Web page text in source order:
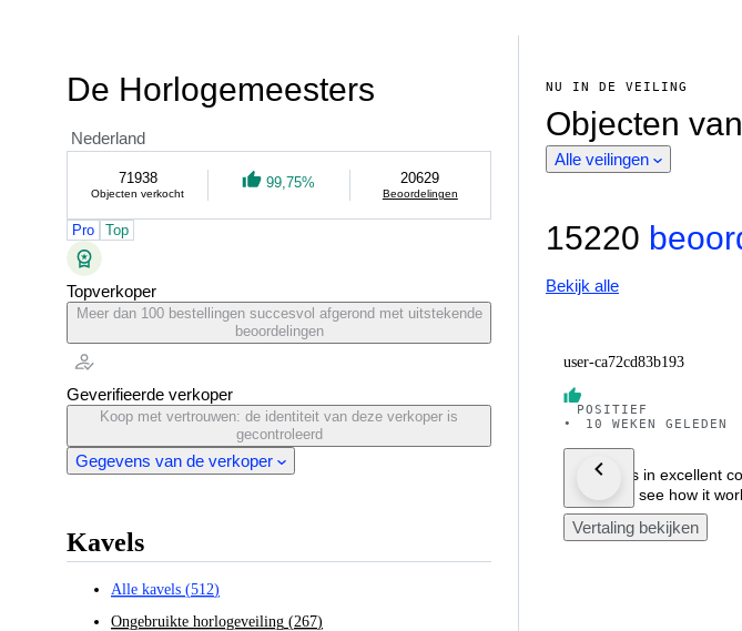
De Horlogemeesters
Nederland
71938
Objecten verkocht
99,75% 20629
Beoordelingen
Pro Top
Topverkoper
Meer dan 100 bestellingen succesvol afgerond met uitstekende
beoordelingen
Geverifieerde verkoper
Koop met vertrouwen: de identiteit van deze verkoper is
gecontroleerd
Gegevens van de verkoper
Kavels
Alle kavels (512)
Ongebruikte horlogeveiling (267)
NU IN DE VEILING
Objecten van
Alle veilingen
15220
Bekijk alle
user-ca72cd83b193
POSITIEF
•
10 WEKEN GELEDEN
Watch was in excellent
forward to see how it
Vertaling bekijken